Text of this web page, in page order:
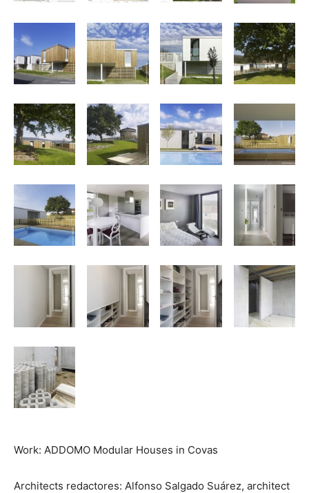
Work: ADDOMO Modular Houses in Covas
Architects redactores: Alfonso Salgado Suárez, architect